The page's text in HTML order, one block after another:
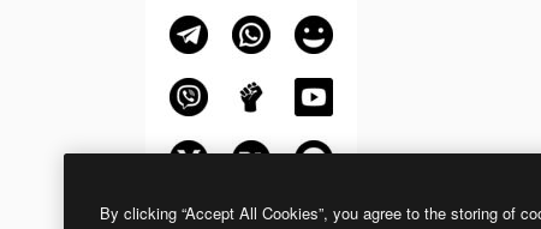
Generic Glyph
By clicking “Accept All Cookies”, you agree to the storing of